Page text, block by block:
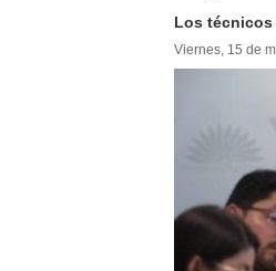
Los
Viernes, 15 de